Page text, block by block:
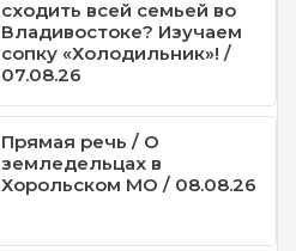
сходить всей семьей во
Владивостоке? Изучаем
сопку «Холодильник»! /
07.08.26
Прямая речь / О
земледельцах в
Хорольском МО / 08.08.26